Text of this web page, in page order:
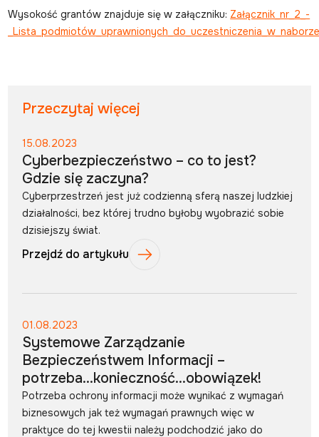
Wysokość grantów znajduje się w załączniku: Załącznik_nr_2_-
Przeczytaj więcej
15.08.2023
Cyberbezpieczeństwo – co to jest?
Gdzie się zaczyna?
Cyberprzestrzeń jest już codzienną sferą naszej ludzkiej
działalności, bez której trudno byłoby wyobrazić sobie
dzisiejszy świat.
Przejdź do artykułu
01.08.2023
Systemowe Zarządzanie
Bezpieczeństwem Informacji –
potrzeba…konieczność…obowiązek!
Potrzeba ochrony informacji może wynikać z wymagań
biznesowych jak też wymagań prawnych więc w
praktyce do tej kwestii należy podchodzić jako do